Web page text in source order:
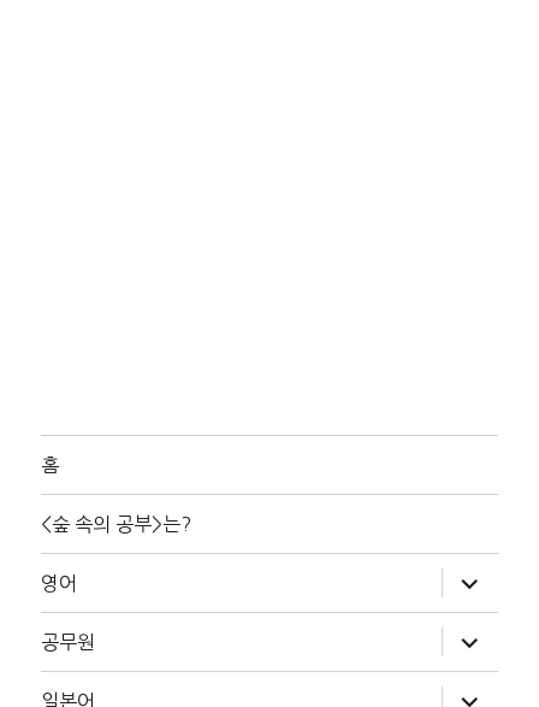
홈
<숲 속의 공부>는?
영어
위
메
확
장
공무원
위
메
일본어